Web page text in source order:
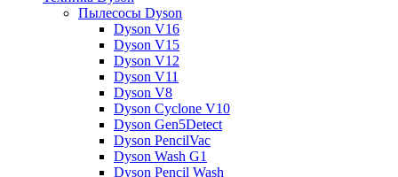
Пылесосы Dyson
Dyson V16
Dyson V15
Dyson V12
Dyson V11
Dyson V8
Dyson Cyclone V10
Dyson Gen5Detect
Dyson PencilVac
Dyson Wash G1
Dyson Pencil Wash